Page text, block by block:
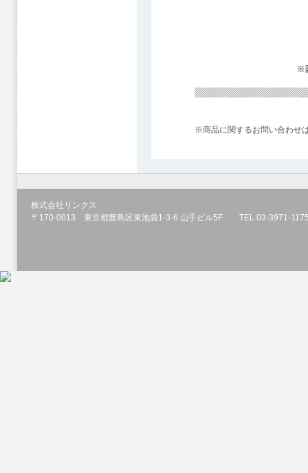
※商品に関するお問い合わせ
株式会社リンクス
〒170-0013 東京都豊島区東池袋1-3-6 山手ビル5F TEL 03-3971-